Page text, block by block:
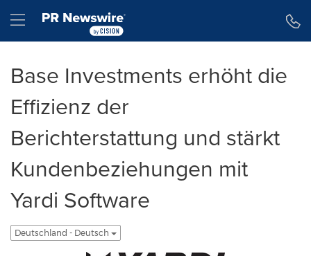
Hamburger menu
Base Investments erhöht die
Effizienz der
Berichterstattung und stärkt
Kundenbeziehungen mit
Yardi Software
Deutschland - Deutsch